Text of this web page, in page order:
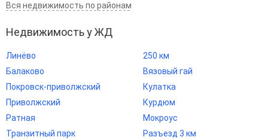
Вся недвижимость по районам
Недвижимость у ЖД
Линёво
Балаково
Покровск-приволжский
Приволжский
Ратная
Транзитный парк
250 км
Вязовый гай
Кулатка
Курдюм
Мокроус
Разъезд 3 км